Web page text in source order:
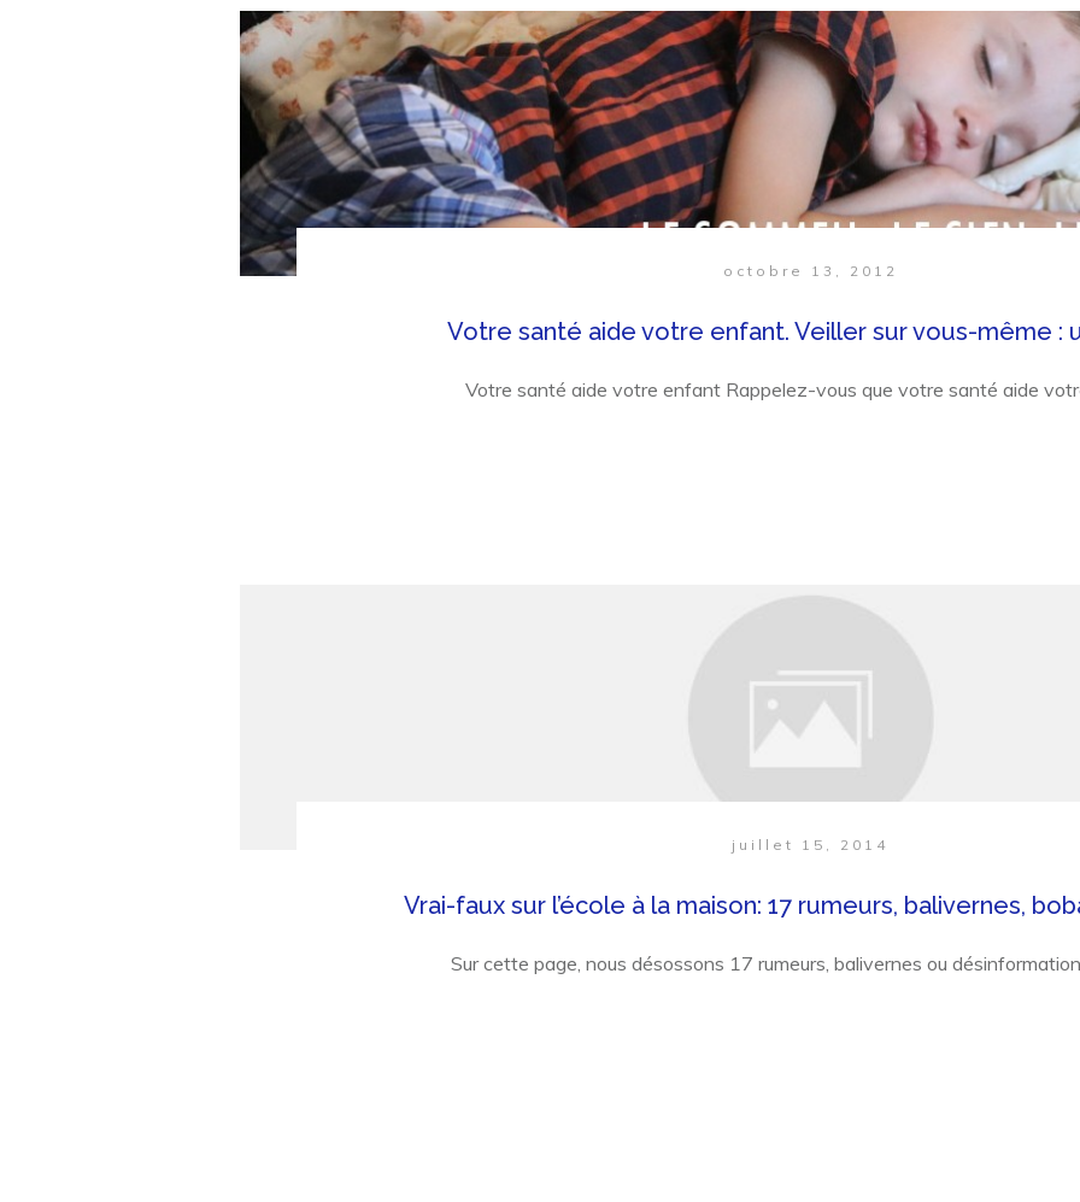
octobre 13, 2012
Votre santé aide votre enfant. Veiller sur vous-même :
Votre santé aide votre enfant Rappelez-vous que votre santé aide
juillet 15, 2014
Vrai-faux sur l’école à la maison: 17 rumeurs, balivernes,
Sur cette page, nous désossons 17 rumeurs, balivernes ou